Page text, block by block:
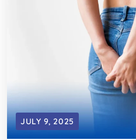
JULY 9, 2025